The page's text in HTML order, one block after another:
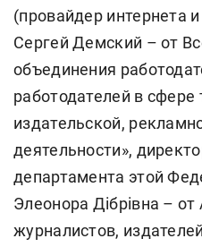
(провайдер интернета
Сергей Демский – от
объединения
работодателей в сфере
издательской,
деятельности»,
департамента этой
Элеонора Дібрівна –
журналистов,